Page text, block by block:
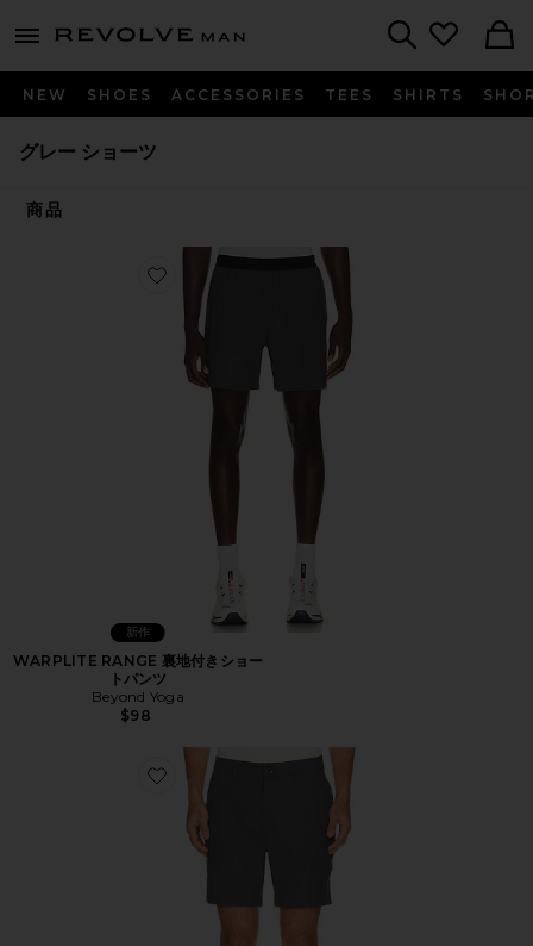
menu - shows more content
Revolve
NEW SHOES ACCESSORIES TEES SHIRTS
グレー ショーツ
商品
Favorite WARPLITE RANGE 裏地付きショートパンツ
新作
WARPLITE RANGE 裏地付きショー
トパンツ
Beyond Yoga
$98
Favorite META ショートパンツ